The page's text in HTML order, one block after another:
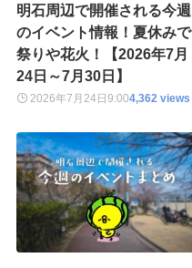
明石周辺で開催される今週
のイベント情報！夏休みで
祭りや花火！【2026年7月
24日～7月30日】
2026年7月24日 9:004,362 views